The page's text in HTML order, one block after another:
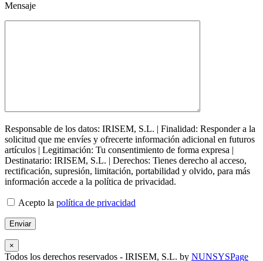
Mensaje
Responsable de los datos: IRISEM, S.L. | Finalidad: Responder a la
solicitud que me envíes y ofrecerte información adicional en futuros
artículos | Legitimación: Tu consentimiento de forma expresa |
Destinatario: IRISEM, S.L. | Derechos: Tienes derecho al acceso,
rectificación, supresión, limitación, portabilidad y olvido, para más
información accede a la política de privacidad.
Acepto la política de privacidad
×
Todos los derechos reservados - IRISEM, S.L. by NUNSYSPage